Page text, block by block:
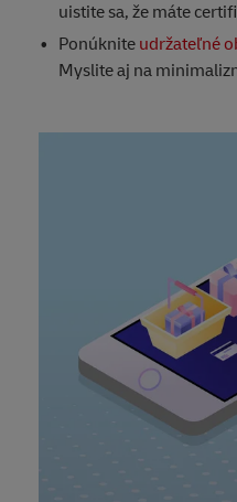
uistite sa, že máte
Ponúknite udržateľné
Myslite aj na